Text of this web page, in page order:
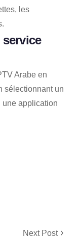
les
Arabe en
sélectionnant un
une application
Next Post